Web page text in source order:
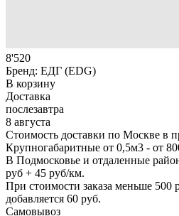
8'520
Бренд: ЕДГ (EDG)
В корзину
Доставка
послезавтра
8 августа
Стоимость доставки по Москве в
Крупногабаритные от 0,5м3 - от
В Подмосковье и отдаленные
руб + 45 руб/км.
При стоимости заказа меньше 500
добавляется 60 руб.
Самовывоз